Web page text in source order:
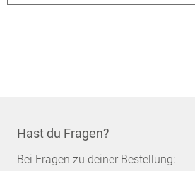
Hast du Fragen?
Bei Fragen zu deiner Bestellung: